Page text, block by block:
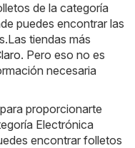
de la categoría
puedes encontrar las
tiendas más
. Pero eso no es
necesaria
proporcionarte
Electrónica
encontrar folletos